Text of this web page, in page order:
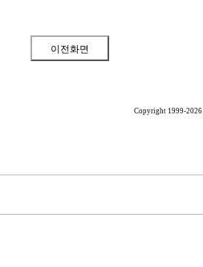
Copyright 1999-2026